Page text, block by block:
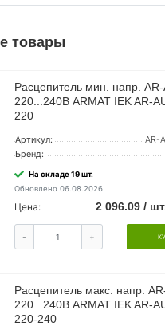
товары
Расцепитель мин. напр.
220...240В ARMAT IEK AR-
220
Артикул:
AR-
Бренд:
На складе 19 шт.
Обновлено 06.08.2026
Цена: 2 096.09 /
- +
Расцепитель макс. напр.
220...240В ARMAT IEK AR-
220-240